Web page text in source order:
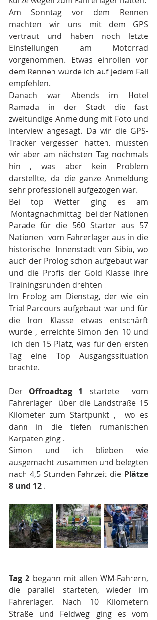
Am Sonntag vor dem Rennen
machten wir uns mit dem GPS
vertraut und haben noch letzte
Einstellungen am Motorrad
vorgenommen. Etwas einrollen vor
dem Rennen würde ich auf jedem Fall
empfehlen.
Danach war Abends im Hotel
Ramada in der Stadt die fast
zweitündige Anmeldung mit Foto und
Interview angesagt. Da wir die GPS-
Tracker vergessen hatten, mussten
wir aber am nächsten Tag nochmals
hin , was aber kein Problem
darstellte, da die ganze Anmeldung
sehr professionell aufgezogen war.
Bei top Wetter ging es am
Montagnachmittag  bei der Nationen
Parade für die 560 Starter aus 57
Nationen  vom Fahrerlager aus in die
historische  Innenstadt von Sibiu, wo
auch der Prolog schon aufgebaut war
und die Profis der Gold Klasse ihre
Trainingsrunden drehten .
Im Prolog am Dienstag, der wie ein
Trial Parcours aufgebaut war und für
die Iron Klasse etwas entschärft
wurde , erreichte Simon den 10 und
ich den 15 Platz, was für den ersten
Tag eine Top Ausgangssituation
brachte.
Der Offroadtag 1
startete  vom
Fahrerlager  über die Landstraße 15
Kilometer zum Startpunkt ,  wo es
dann in die tiefen rumänischen
Karpaten ging .
Simon und ich blieben wie
ausgemacht zusammen und belegten
nach 4,5 Stunden Fahrzeit die Plätze
8 und 12 .
Tag 2 begann mit allen WM-Fahrern,
die parallel starteten, wieder im
Fahrerlager. Nach 10 Kilometern
Straße und Feldweg ging es vom